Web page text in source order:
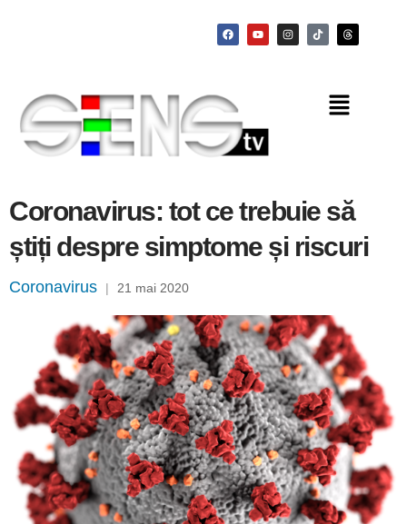
Coronavirus: tot ce trebuie să
știți despre simptome și riscuri
Coronavirus | 21 mai 2020